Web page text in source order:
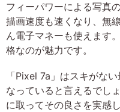
フィーパワーによる写真
描画速度も速くなり、無
ん電子マネーも使えます
格なのが魅力です。
「Pixel 7a」はスキがな
なっていると言えるでし
に取ってその良さを実感